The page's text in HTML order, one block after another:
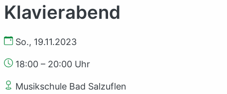
Klavierabend
So., 19.11.2023
18:00 – 20:00 Uhr
Musikschule Bad Salzuflen